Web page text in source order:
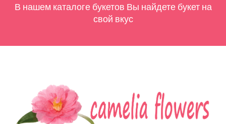
В нашем каталоге букетов Вы найдете букет на
свой вкус